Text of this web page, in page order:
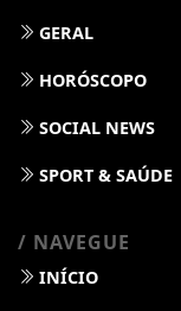
GERAL
HORÓSCOPO
SOCIAL NEWS
SPORT & SAÚDE
/ NAVEGUE
INÍCIO